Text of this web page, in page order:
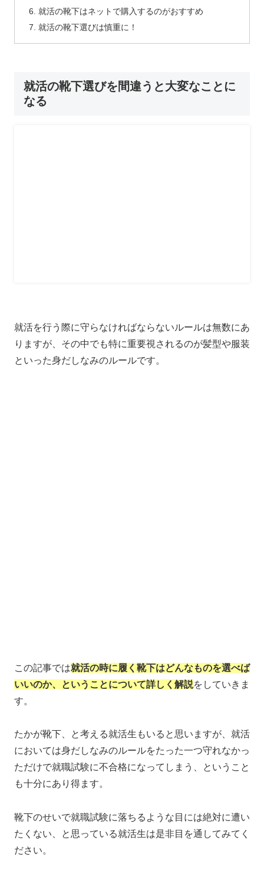
就活の靴下はネットで購入するのがおすすめ
就活の靴下選びは慎重に！
就活の靴下選びを間違うと大変なことに
なる
就活を行う際に守らなければならないルールは無数にあ
りますが、その中でも特に重要視されるのが髪型や服装
といった身だしなみのルールです。
この記事では就活の時に履く靴下はどんなものを選べば
いいのか、ということについて詳しく解説をしていきま
す。
たかが靴下、と考える就活生もいると思いますが、就活
においては身だしなみのルールをたった一つ守れなかっ
ただけで就職試験に不合格になってしまう、ということ
も十分にあり得ます。
靴下のせいで就職試験に落ちるような目には絶対に遭い
たくない、と思っている就活生は是非目を通してみてく
ださい。